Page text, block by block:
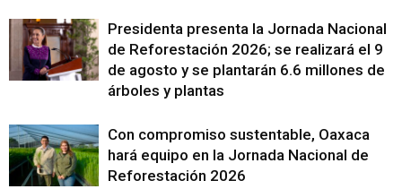
Presidenta presenta la Jornada Nacional
de Reforestación 2026; se realizará el 9
de agosto y se plantarán 6.6 millones de
árboles y plantas
Con compromiso sustentable, Oaxaca
hará equipo en la Jornada Nacional de
Reforestación 2026